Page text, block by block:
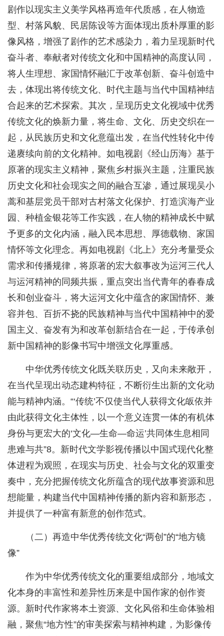
剧作以现实主义美学风格再造年代质感，在人物造
型、村落风貌、民居陈设等方面体现出质朴厚重的影
像风格，增强了剧作的艺术感染力，着力呈现新时代
奋斗者、奉献者对传统文化和中国精神的高度认同，
将人生理想、家国情怀融汇于改革创新、奋斗创造中
去，体现出将传统文化、时代主题与当代中国精神结
合起来的艺术探索。其次，呈现历史文化视域中优秀
传统文化的焕新力量，将生命、文化、历史交织在一
起，从民族历史和文化意蕴出发，在当代性转化中传
递赓续向前的文化精神。如电视剧《经山历海》基于
原著的现实主义精神，聚焦乡村振兴主题，注重民族
历史文化和社会现实之间的融合互渗，通过展现吴小
蒿和基层党员干部对古村落文化保护、打造滨海产业
园、种植金银花等工作实践，在人物的精神成长中赋
予更多的文化内涵，融入民本思想、厚德载物、家国
情怀等文化理念。再如电视剧《北上》充分考量受众
需求和传播规律，将原著的宏大叙事改为运河三代人
与运河精神的同频共振，重点突出当代青年的春春成
长和创业奋斗，将大运河文化中蕴含的家国情怀、兼
容并包、百折不挠的民族精神与当代中国精神中的爱
国主义、奋发有为和改革创新结合在一起，于传承创
新中国精神的影像书写中增强文化厚重感。
中华优秀传统文化既关联历史，又向未来敞开，
在当代呈现出动态建构特征，不断衍生出新的文化动
能与精神内涵。“‘传统’不仅使当代人获得文化皈依并
由此获得文化主体性，以一个意义连贯一体的有机体
身份与更宏大的‘文化—生命—命运’共同体生息相同
患难与共”8。新时代文学影视传播以中国式现代化整
体进程为观照，在现实与历史、社会与文化的双重变
奏中，充分把握传统文化所蕴含的现代故事资源和思
想能量，构建当代中国精神传播的新内容和新形态，
并提供了一种富有新意的创作范式。
（二）再造中华优秀传统文化“两创”的“地方镜
像”
作为中华优秀传统文化的重要组成部分，地域文
化本身的丰富性和差异性历来是中国作家的创作资
源。新时代作家将本土资源、文化风俗和生命体验相
融，聚焦“地方性”的审美探索与精神构建，为影像传